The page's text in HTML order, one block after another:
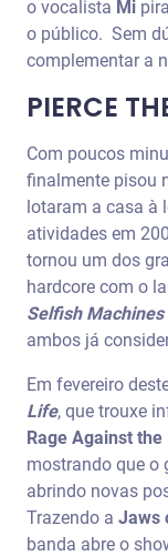
o vocalista Mi
o público. Sem
complementar a
PIERCE
Com poucos
finalmente pisou
lotaram a casa à
atividades em
tornou um dos
hardcore com o
Selfish Machines
ambos já
Em fevereiro
Life, que trouxe
Rage Against
mostrando que o
abrindo novas
Trazendo a Jaws
banda abre o